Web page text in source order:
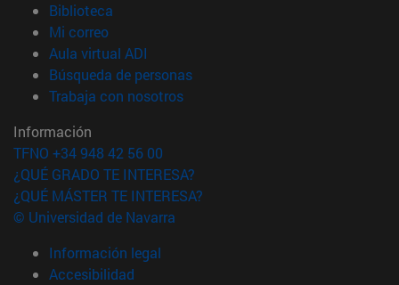
Biblioteca
Mi correo(abre en nueva ventana)
Aula virtual ADI
Búsqueda de personas(abre en nueva ventana)
Trabaja con nosotros(abre en nueva ventana)
Información
TFNO +34 948 42 56 00
¿QUÉ GRADO TE INTERESA?
¿QUÉ MÁSTER TE INTERESA?
© Universidad de Navarra
Información legal
Accesibilidad